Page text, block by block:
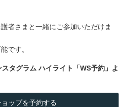
者さまと一緒にご参加いただけま
です。
スタグラム ハイライト「WS予約」よ
ップを予約する